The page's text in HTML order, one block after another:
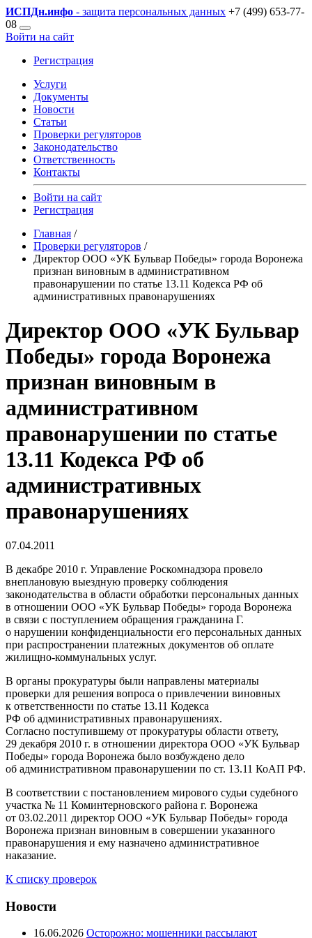
ИСПДн.инфо - защита персональных данных +7 (499) 653-77-
08
Войти на сайт
Регистрация
Услуги
Документы
Новости
Статьи
Проверки регуляторов
Законодательство
Ответственность
Контакты
Войти на сайт
Регистрация
Главная /
Проверки регуляторов /
Директор ООО «УК Бульвар Победы» города Воронежа
признан виновным в административном
правонарушении по статье 13.11 Кодекса РФ об
административных правонарушениях
Директор ООО «УК Бульвар
Победы» города Воронежа
признан виновным в
административном
правонарушении по статье
13.11 Кодекса РФ об
административных
правонарушениях
07.04.2011
В декабре 2010 г. Управление Роскомнадзора провело
внеплановую выездную проверку соблюдения
законодательства в области обработки персональных данных
в отношении ООО «УК Бульвар Победы» города Воронежа
в связи с поступлением обращения гражданина Г.
о нарушении конфиденциальности его персональных данных
при распространении платежных документов об оплате
жилищно-коммунальных услуг.
В органы прокуратуры были направлены материалы
проверки для решения вопроса о привлечении виновных
к ответственности по статье 13.11 Кодекса
РФ об административных правонарушениях.
Согласно поступившему от прокуратуры области ответу,
29 декабря 2010 г. в отношении директора ООО «УК Бульвар
Победы» города Воронежа было возбуждено дело
об административном правонарушении по ст. 13.11 КоАП РФ.
В соответствии с постановлением мирового судьи судебного
участка № 11 Коминтерновского района г. Воронежа
от 03.02.2011 директор ООО «УК Бульвар Победы» города
Воронежа признан виновным в совершении указанного
правонарушения и ему назначено административное
наказание.
К списку проверок
Новости
16.06.2026 Осторожно: мошенники рассылают